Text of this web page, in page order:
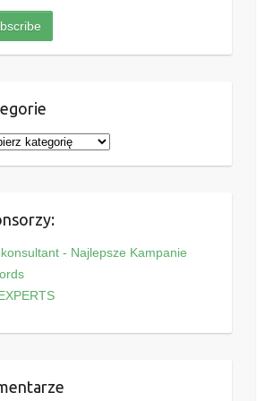
- Najlepsze Kampanie